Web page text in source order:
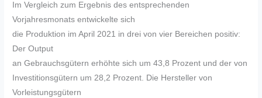
Im Vergleich zum Ergebnis des entsprechenden
Vorjahresmonats entwickelte sich
die Produktion im April 2021 in drei von vier Bereichen positiv:
Der Output
an Gebrauchsgütern erhöhte sich um 43,8 Prozent und der von
Investitionsgütern um 28,2 Prozent. Die Hersteller von
Vorleistungsgütern